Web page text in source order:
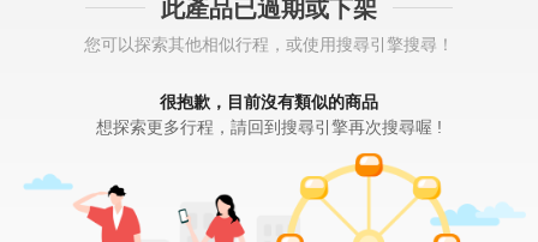
此產品已過期或下架
您可以探索其他相似行程，或使用搜尋引擎搜尋！
很抱歉，目前沒有類似的商品
想探索更多行程，請回到搜尋引擎再次搜尋喔 !